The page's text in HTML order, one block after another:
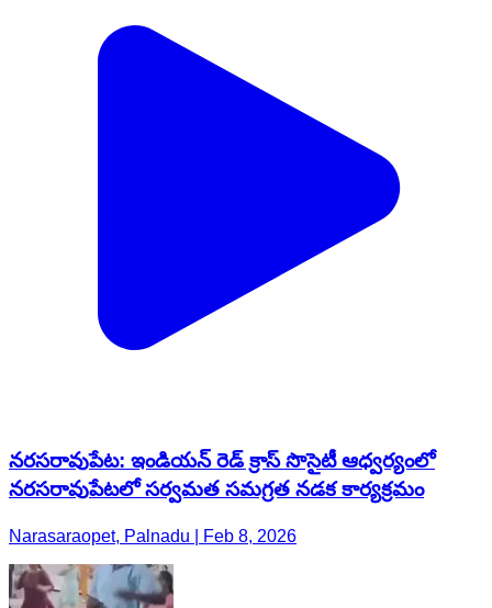
నరసరావుపేట: ఇండియన్ రెడ్ క్రాస్ సొసైటీ ఆధ్వర్యంలో
నరసరావుపేటలో సర్వమత సమగ్రత నడక కార్యక్రమం
Narasaraopet, Palnadu | Feb 8, 2026